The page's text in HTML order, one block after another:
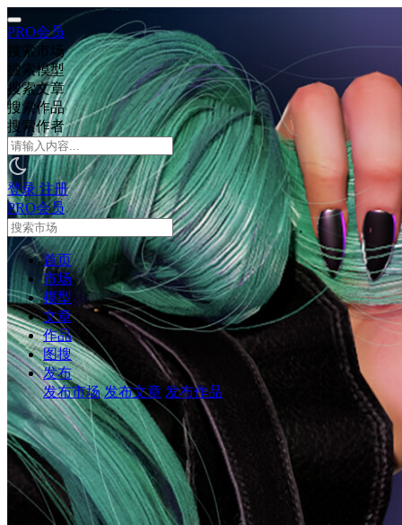
PRO会员
搜索市场
搜索模型
搜索文章
搜索作品
搜索作者
登录 注册
PRO会员
首页
市场
模型
文章
作品
图搜
发布
发布市场 发布文章 发布作品